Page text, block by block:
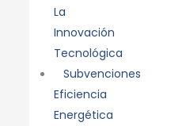
La
Innovación
Tecnológica
Subvenciones
Eficiencia
Energética